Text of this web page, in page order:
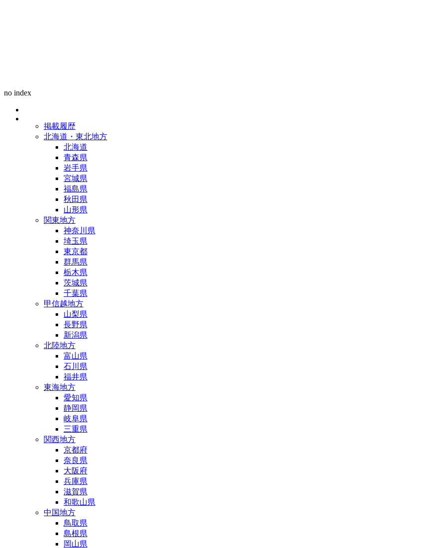
no index
掲載履歴
北海道・東北地方
北海道
青森県
岩手県
宮城県
福島県
秋田県
山形県
関東地方
神奈川県
埼玉県
東京都
群馬県
栃木県
茨城県
千葉県
甲信越地方
山梨県
長野県
新潟県
北陸地方
富山県
石川県
福井県
東海地方
愛知県
静岡県
岐阜県
三重県
関西地方
京都府
奈良県
大阪府
兵庫県
滋賀県
和歌山県
中国地方
鳥取県
島根県
岡山県